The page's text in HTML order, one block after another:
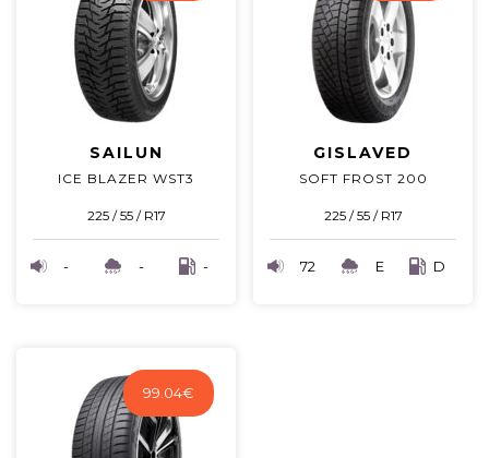
SAILUN
ICE BLAZER WST3
225 / 55 / R17
- - -
GISLAVED
SOFT FROST 200
225 / 55 / R17
72 E D
99.04€